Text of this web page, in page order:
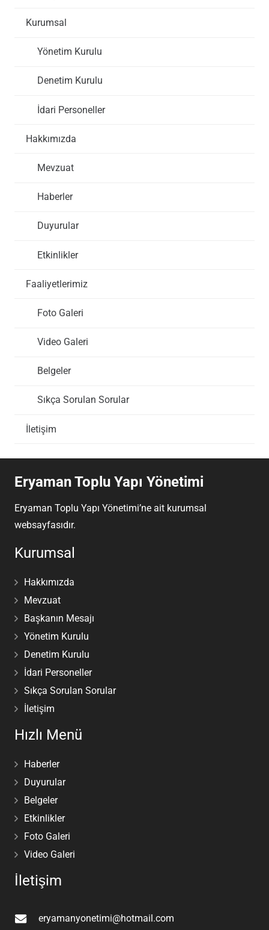
Kurumsal
Yönetim Kurulu
Denetim Kurulu
İdari Personeller
Hakkımızda
Mevzuat
Haberler
Duyurular
Etkinlikler
Faaliyetlerimiz
Foto Galeri
Video Galeri
Belgeler
Sıkça Sorulan Sorular
İletişim
Eryaman Toplu Yapı Yönetimi
Eryaman Toplu Yapı Yönetimi’ne ait kurumsal
websayfasıdır.
Kurumsal
Hakkımızda
Mevzuat
Başkanın Mesajı
Yönetim Kurulu
Denetim Kurulu
İdari Personeller
Sıkça Sorulan Sorular
İletişim
Hızlı Menü
Haberler
Duyurular
Belgeler
Etkinlikler
Foto Galeri
Video Galeri
İletişim
eryamanyonetimi@hotmail.com